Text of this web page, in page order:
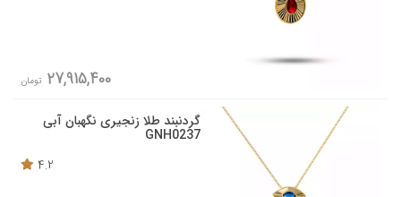
27,915,400 تومان
گردنبند طلا زنجیری نگهبان آبی
GNH0237
4.2